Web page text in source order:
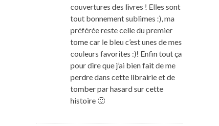
couvertures des livres ! Elles sont
tout bonnement sublimes :), ma
préférée reste celle du premier
tome car le bleu c’est unes de mes
couleurs favorites :)! Enfin tout ça
pour dire que j’ai bien fait de me
perdre dans cette librairie et de
tomber par hasard sur cette
histoire 🙂